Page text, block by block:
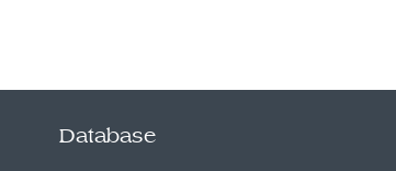
Database